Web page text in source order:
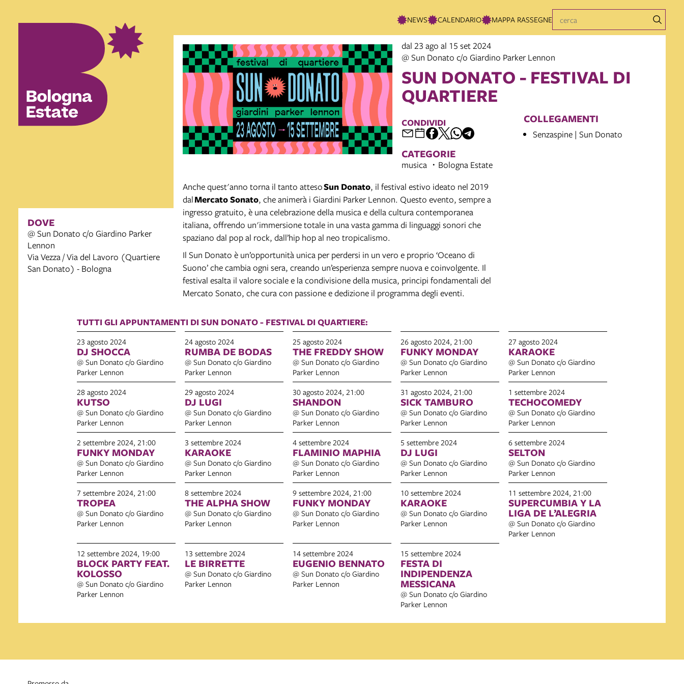
NEWS CALENDARIO MAPPA RASSEGNE
DOVE
@ Sun Donato c/o Giardino Parker
Lennon
Via Vezza / Via del Lavoro (Quartiere
San Donato) - Bologna
dal 23 ago al 15 set 2024
@ Sun Donato c/o Giardino Parker Lennon
SUN DONATO - FESTIVAL DI
QUARTIERE
CONDIVIDI
CATEGORIE
musica Bologna Estate
COLLEGAMENTI
Senzaspine | Sun Donato
Anche quest'anno torna il tanto attesoSun Donato, il festival estivo ideato nel 2019
dalMercato Sonato, che animerà i Giardini Parker Lennon. Questo evento, sempre a
ingresso gratuito, è una celebrazione della musica e della cultura contemporanea
italiana, offrendo un'immersione totale in una vasta gamma di linguaggi sonori che
spaziano dal pop al rock, dall’hip hop al neo tropicalismo.
Il Sun Donato è un’opportunità unica per perdersi in un vero e proprio ‘Oceano di
Suono’ che cambia ogni sera, creando un’esperienza sempre nuova e coinvolgente. Il
festival esalta il valore sociale e la condivisione della musica, principi fondamentali del
Mercato Sonato, che cura con passione e dedizione il programma degli eventi.
TUTTI GLI APPUNTAMENTI DI SUN DONATO - FESTIVAL DI QUARTIERE:
23 agosto 2024
DJ SHOCCA
@ Sun Donato c/o Giardino
Parker Lennon
24 agosto 2024
RUMBA DE BODAS
@ Sun Donato c/o Giardino
Parker Lennon
25 agosto 2024
THE FREDDY SHOW
@ Sun Donato c/o Giardino
Parker Lennon
26 agosto 2024, 21:00
FUNKY MONDAY
@ Sun Donato c/o Giardino
Parker Lennon
27 agosto 2024
KARAOKE
@ Sun Donato c/o Giardino
Parker Lennon
28 agosto 2024
KUTSO
@ Sun Donato c/o Giardino
Parker Lennon
29 agosto 2024
DJ LUGI
@ Sun Donato c/o Giardino
Parker Lennon
30 agosto 2024, 21:00
SHANDON
@ Sun Donato c/o Giardino
Parker Lennon
31 agosto 2024, 21:00
SICK TAMBURO
@ Sun Donato c/o Giardino
Parker Lennon
1 settembre 2024
TECHOCOMEDY
@ Sun Donato c/o Giardino
Parker Lennon
2 settembre 2024, 21:00
FUNKY MONDAY
@ Sun Donato c/o Giardino
Parker Lennon
3 settembre 2024
KARAOKE
@ Sun Donato c/o Giardino
Parker Lennon
4 settembre 2024
FLAMINIO MAPHIA
@ Sun Donato c/o Giardino
Parker Lennon
5 settembre 2024
DJ LUGI
@ Sun Donato c/o Giardino
Parker Lennon
6 settembre 2024
SELTON
@ Sun Donato c/o Giardino
Parker Lennon
7 settembre 2024, 21:00
TROPEA
@ Sun Donato c/o Giardino
Parker Lennon
8 settembre 2024
THE ALPHA SHOW
@ Sun Donato c/o Giardino
Parker Lennon
9 settembre 2024, 21:00
FUNKY MONDAY
@ Sun Donato c/o Giardino
Parker Lennon
10 settembre 2024
KARAOKE
@ Sun Donato c/o Giardino
Parker Lennon
11 settembre 2024, 21:00
SUPERCUMBIA Y LA
LIGA DE L’ALEGRIA
@ Sun Donato c/o Giardino
Parker Lennon
12 settembre 2024, 19:00
BLOCK PARTY FEAT.
KOLOSSO
@ Sun Donato c/o Giardino
Parker Lennon
13 settembre 2024
LE BIRRETTE
@ Sun Donato c/o Giardino
Parker Lennon
14 settembre 2024
EUGENIO BENNATO
@ Sun Donato c/o Giardino
Parker Lennon
15 settembre 2024
FESTA DI
INDIPENDENZA
MESSICANA
@ Sun Donato c/o Giardino
Parker Lennon